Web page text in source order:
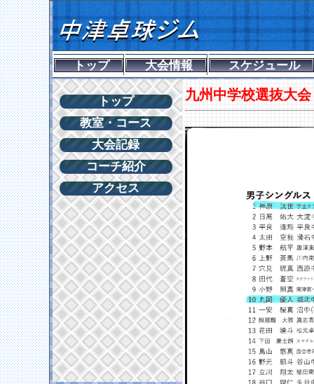
トップ 大会情報 スケジュール
トップ
教室・コース
大会記録
コーチ紹介
アクセス
九州中学校選抜大会